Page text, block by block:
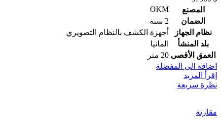
المصنع
OKM
الضمان
2 سنة
نظام الجهاز
أجهزة الكشف بالنظام التصويري
بلد المنشأ
المانيا
العمق الأقصى 20 متر
اضافة الى المفضلة
إقرأ المزيد
نظرة سريعة
مقارنة